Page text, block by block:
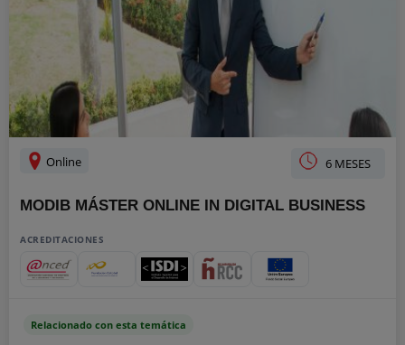
Online 6 MESES
MODIB MÁSTER ONLINE IN DIGITAL BUSINESS
ACREDITACIONES
Relacionado con esta temática